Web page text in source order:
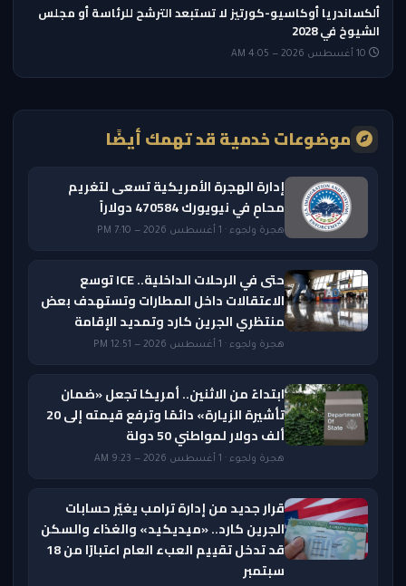
ألكساندريا أوكاسيو-كورتيز لا تستبعد الترشح للرئاسة أو مجلس
الشيوخ في 2028
موضوعات خدمية قد تهمك أيضًا
إدارة الهجرة الأمريكية تسعى لتغريم
محامٍ في نيويورك 470584 دولاراً
هجرة ولجوء · 1 أغسطس 2026 — 7:10 PM
حتى في الرحلات الداخلية.. ICE توسع
الاعتقالات داخل المطارات وتستهدف بعض
منتظري الجرين كارد وتمديد الإقامة
هجرة ولجوء · 1 أغسطس 2026 — 12:51 PM
ابتداءً من الاثنين.. أمريكا تجعل «ضمان
تأشيرة الزيارة» دائمًا وترفع قيمته إلى 20
ألف دولار لمواطني 50 دولة
هجرة ولجوء · 1 أغسطس 2026 — 9:23 AM
قرار جديد من إدارة ترامب يغيّر حسابات
الجرين كارد.. «ميديكيد» والغذاء والسكن
قد تدخل تقييم العبء العام اعتبارًا من 18
سبتمبر